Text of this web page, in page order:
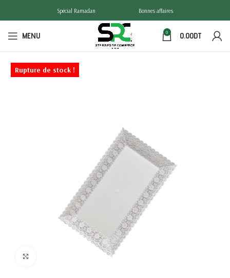
Spécial Ramadan Bonnes affaires
MENU 0 0.00DT
Rupture de stock !